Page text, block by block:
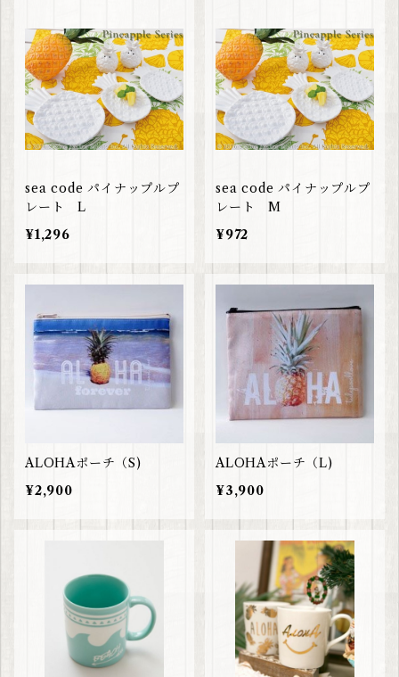
sea code パイナップルプ
レート L
¥1,296
sea code パイナップルプ
レート M
¥972
ALOHAポーチ（S)
¥2,900
ALOHAポーチ（L)
¥3,900